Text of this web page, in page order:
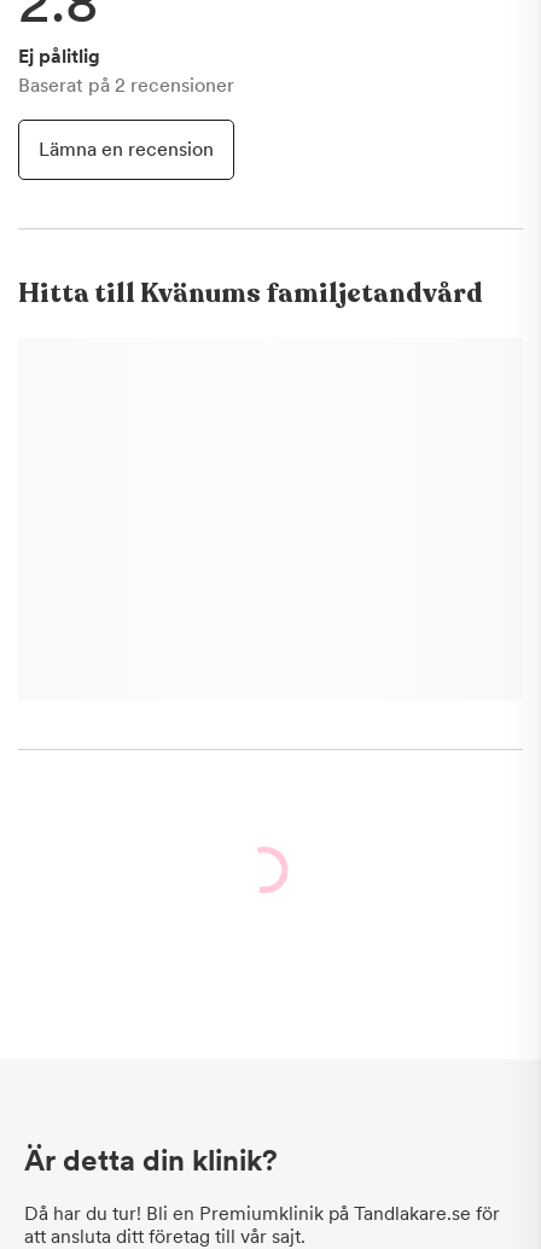
Ej pålitlig
Baserat på 2 recensioner
Lämna en recension
Hitta till Kvänums familjetandvård
Är detta din klinik?
Då har du tur! Bli en Premiumklinik på Tandlakare.se för
att ansluta ditt företag till vår sajt.